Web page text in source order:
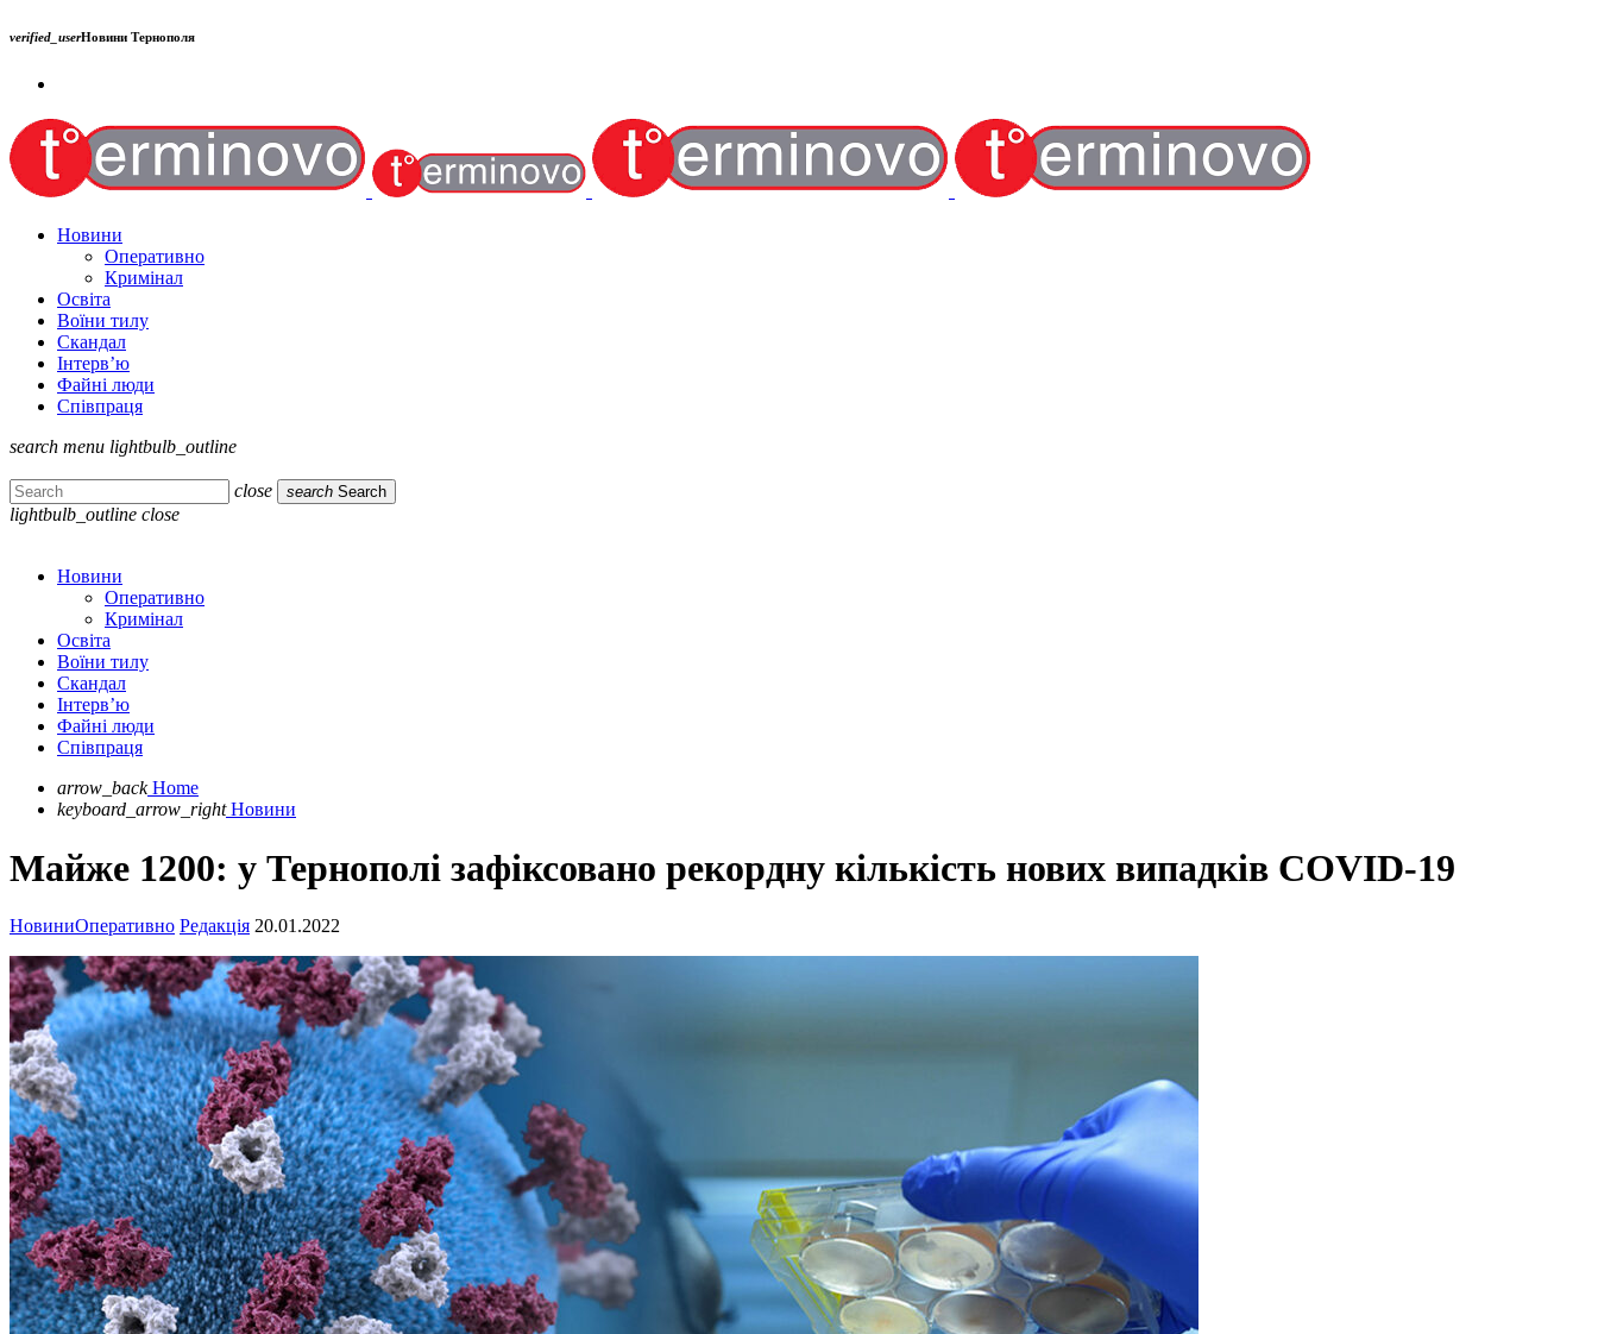
verified_userНовини Тернополя
Новини
Оперативно
Кримінал
Освіта
Воїни тилу
Скандал
Інтерв’ю
Файні люди
Співпраця
search menu lightbulb_outline
close search Search
lightbulb_outline close
Новини
Оперативно
Кримінал
Освіта
Воїни тилу
Скандал
Інтерв’ю
Файні люди
Співпраця
arrow_back Home
keyboard_arrow_right Новини
Майже 1200: у Тернополі зафіксовано рекордну кількість нових випадків COVID-19
НовиниОперативно Редакція 20.01.2022